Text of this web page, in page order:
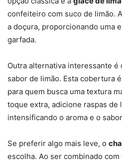
confeiteiro com suco de limão.
a doçura, proporcionando uma
garfada.
Outra alternativa interessante é
sabor de limão. Esta cobertura
para quem busca uma textura
toque extra, adicione raspas de
intensificando o aroma e o
Se preferir algo mais leve, o
escolha. Ao ser combinado